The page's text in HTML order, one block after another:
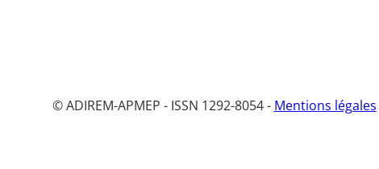
© ADIREM-APMEP - ISSN 1292-8054 - Mentions légales